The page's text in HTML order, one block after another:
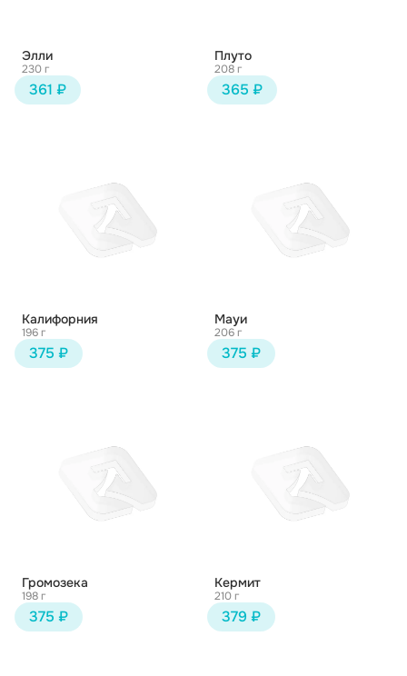
Элли
230 г
361 ₽
Плуто
208 г
365 ₽
Калифорния
196 г
375 ₽
Мауи
206 г
375 ₽
Громозека
198 г
375 ₽
Кермит
210 г
379 ₽